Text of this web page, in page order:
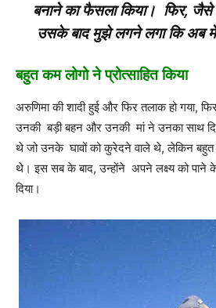
बनाने का फैसला किया। फिर,
उसके बाद मुझे लगने लगा कि अब
बहुत कम लोगो ने प्रोत्साहित किया
अरुणिमा की शादी हुई और फिर तलाक हो गया,
उनकी बड़ी बहन और उनकी मां ने उनका साथ
थे जो उनके घावों को कुरेदने वाले थे, लेकिन बहुत
थे। इस सब के बाद, उन्होंने अपने लक्ष्य को पाने के
दिया।